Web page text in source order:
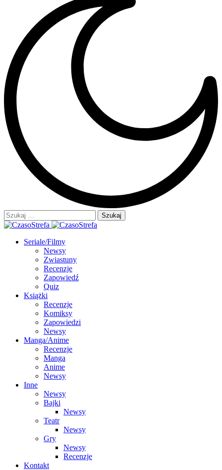
Szukaj:
Seriale/Filmy
Newsy
Zwiastuny
Recenzje
Zapowiedź
Quiz
Książki
Recenzje
Komiksy
Zapowiedzi
Newsy
Manga/Anime
Recenzje
Manga
Anime
Newsy
Inne
Newsy
Bajki
Newsy
Teatr
Newsy
Gry
Newsy
Recenzje
Kontakt